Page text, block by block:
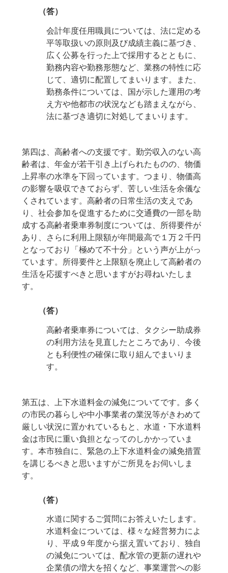
（答）
会計年度任用職員については、法に定める
平等取扱いの原則及び成績主義に基づき、
広く公募を行った上で採用するとともに、
勤務内容や勤務形態など、業務の特性に応
じて、適切に配置してまいります。また、
勤務条件については、国が示した運用の考
え方や他都市の状況なども踏まえながら、
法に基づき適切に対処してまいります。
第四は、高齢者への支援です。勤労収入のない高
齢者は、年金が若干引き上げられたものの、物価
上昇率の水準を下回っています。つまり、物価高
の影響を吸収できておらず、苦しい生活を余儀な
くされています。高齢者の日常生活の支えであ
り、社会参加を促進するために交通費の一部を助
成する高齢者乗車券制度については、所得要件が
あり、さらに利用上限額が年間最高で１万２千円
となっており「極めて不十分」という声が上がっ
ています。所得要件と上限額を廃止して高齢者の
生活を応援すべきと思いますがお尋ねいたしま
す。
（答）
高齢者乗車券については、タクシー助成券
の利用方法を見直したところであり、今後
とも利便性の確保に取り組んでまいりま
す。
第五は、上下水道料金の減免についてです。多く
の市民の暮らしや中小事業者の業況等がきわめて
厳しい状況に置かれているもと、水道・下水道料
金は市民に重い負担となってのしかかっていま
す。本市独自に、緊急の上下水道料金の減免措置
を講じるべきと思いますがご所見をお伺いしま
す。
（答）
水道に関するご質問にお答えいたします。
水道料金については、様々な経営努力によ
り、平成９年度から据え置いており、独自
の減免については、配水管の更新の遅れや
企業債の増大を招くなど、事業運営への影